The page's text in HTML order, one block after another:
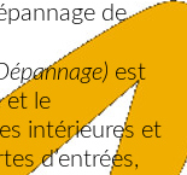
de
est
et le
intérieures et
d’entrées,